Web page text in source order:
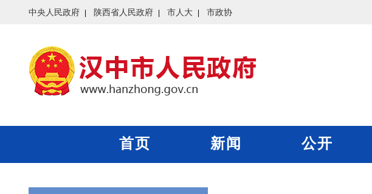
中央人民政府 陕西省人民政府 市人大 市政协
首页 新闻 公开